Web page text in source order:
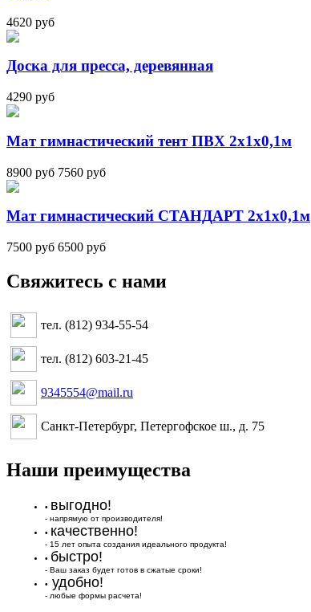
4620 руб
Доска для пресса, деревянная
4290 руб
Мат гимнастический тент ПВХ 2х1х0,1м
8900 руб 7560 руб
Мат гимнастический СТАНДАРТ 2х1х0,1м
7500 руб 6500 руб
Свяжитесь с нами
тел. (812) 934-55-54
тел. (812) 603-21-45
9345554@mail.ru
Санкт-Петербург, Петергофское ш., д. 75
Наши преимущества
• выгодно!
- напрямую от производителя!
• качественно!
- 15 лет опыта создания идеального продукта!
• быстро!
- Ваш заказ будет готов в сжатые сроки!
• удобно!
- любые формы расчета!